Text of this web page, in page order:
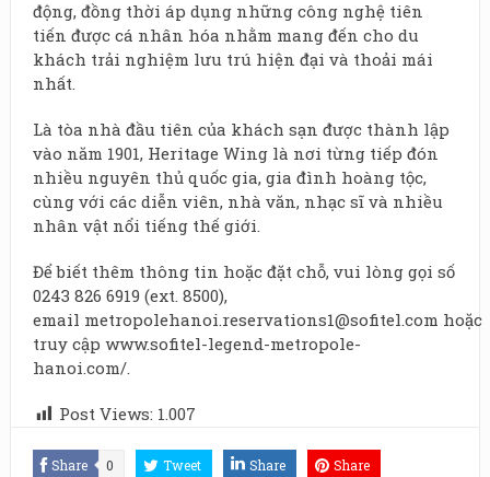
động, đồng thời áp dụng những công nghệ tiên
tiến được cá nhân hóa nhằm mang đến cho du
khách trải nghiệm lưu trú hiện đại và thoải mái
nhất.
Là tòa nhà đầu tiên của khách sạn được thành lập
vào năm 1901, Heritage Wing là nơi từng tiếp đón
nhiều nguyên thủ quốc gia, gia đình hoàng tộc,
cùng với các diễn viên, nhà văn, nhạc sĩ và nhiều
nhân vật nổi tiếng thế giới.
Để biết thêm thông tin hoặc đặt chỗ, vui lòng gọi số
0243 826 6919 (ext. 8500),
email metropolehanoi.reservations1@sofitel.com hoặc
truy cập www.sofitel-legend-metropole-
hanoi.com/.
Post Views: 1.007
Share 0 Tweet Share Share